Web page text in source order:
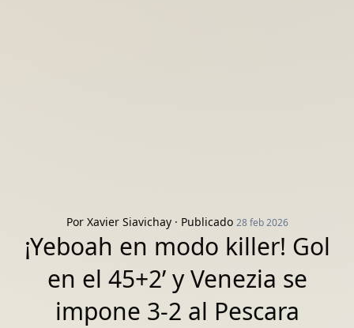
Por Xavier Siavichay· Publicado 28 feb 2026
¡Yeboah en modo killer! Gol
en el 45+2’ y Venezia se
impone 3-2 al Pescara